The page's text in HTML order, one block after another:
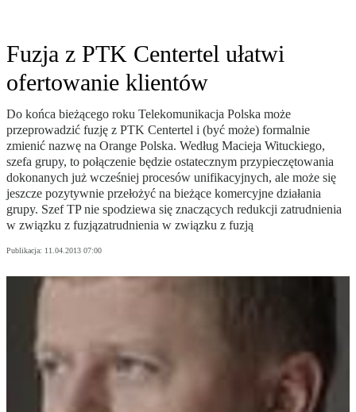
Fuzja z PTK Centertel ułatwi
ofertowanie klientów
Do końca bieżącego roku Telekomunikacja Polska może
przeprowadzić fuzję z PTK Centertel i (być może) formalnie
zmienić nazwę na Orange Polska. Według Macieja Wituckiego,
szefa grupy, to połączenie będzie ostatecznym przypieczętowania
dokonanych już wcześniej procesów unifikacyjnych, ale może się
jeszcze pozytywnie przełożyć na bieżące komercyjne działania
grupy. Szef TP nie spodziewa się znaczących redukcji zatrudnienia
w związku z fuzjązatrudnienia w związku z fuzją
Publikacja: 11.04.2013 07:00